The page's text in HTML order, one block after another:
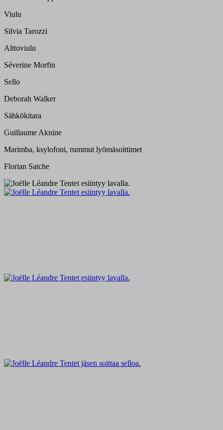
Viulu
Silvia Tarozzi
Alttoviulu
Séverine Morfin
Sello
Deborah Walker
Sähkökitara
Guillaume Aknine
Marimba, ksylofoni, rummut lyömäsoittimet
Florian Satche